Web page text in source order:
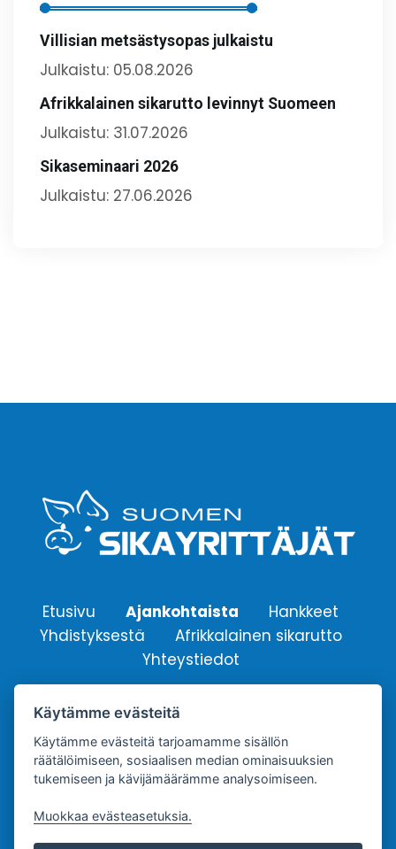
Villisian metsästysopas julkaistu
Julkaistu: 05.08.2026
Afrikkalainen sikarutto levinnyt Suomeen
Julkaistu: 31.07.2026
Sikaseminaari 2026
Julkaistu: 27.06.2026
Etusivu Ajankohtaista
Hankkeet
Yhdistyksestä
Afrikkalainen sikarutto
Yhteystiedot
Suomen Sikayrittäjät ry.
Yhdistyksen sähköpostiosoite:
info@sikayrittajat.fi
Käytämme evästeitä
Käytämme evästeitä tarjoamamme sisällön
räätälöimiseen, sosiaalisen median ominaisuuksien
tukemiseen ja kävijämäärämme analysoimiseen.
Muokkaa evästeasetuksia.